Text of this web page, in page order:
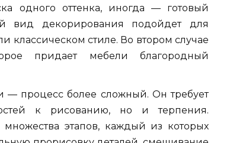
одного оттенка, иногда — готовый
вид декорирования подойдет для
классическом стиле. Во втором случае
придает мебели благородный
— процесс более сложный. Он требует
к рисованию, но и терпения.
множества этапов, каждый из которых